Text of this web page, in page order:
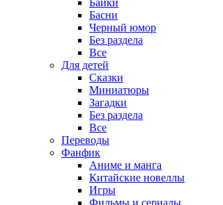
Байки
Басни
Черный юмор
Без раздела
Все
Для детей
Сказки
Миниатюры
Загадки
Без раздела
Все
Переводы
Фанфик
Аниме и манга
Китайские новеллы
Игры
Фильмы и сериалы